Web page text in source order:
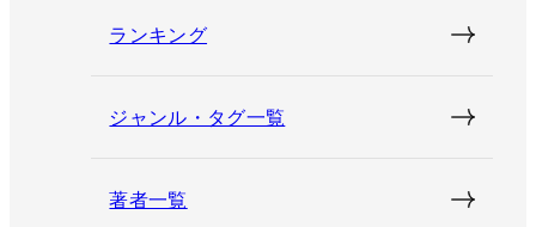
ランキング
ジャンル・タグ一覧
著者一覧